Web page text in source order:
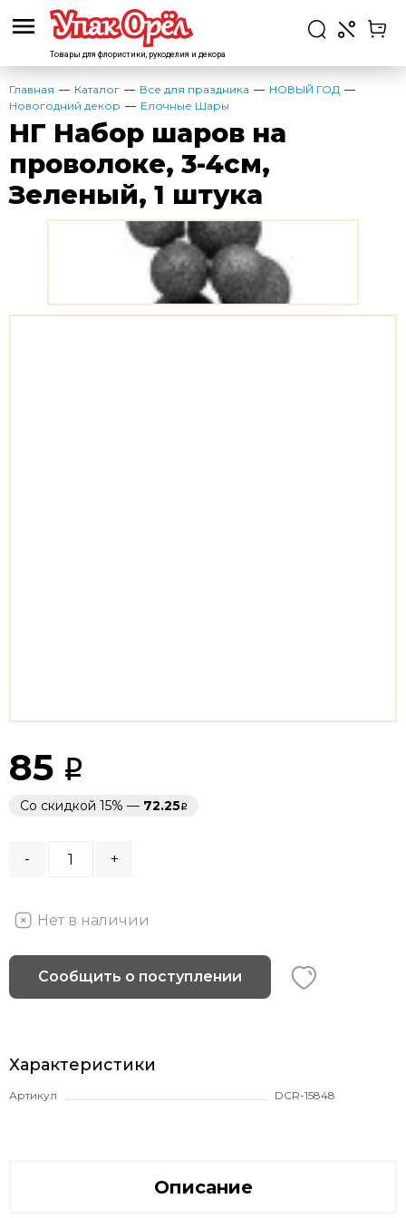
Товары для флористики, рукоделия и декора
Главная Каталог Все для праздника
НОВЫЙ ГОД
Новогодний декор
Елочные Шары
НГ Набор шаров на
проволоке, 3-4см,
Зеленый, 1 штука
85
Со скидкой 15% — 72.25
- +
Нет в наличии
Сообщить о поступлении
Характеристики
Артикул DCR-15848
Описание